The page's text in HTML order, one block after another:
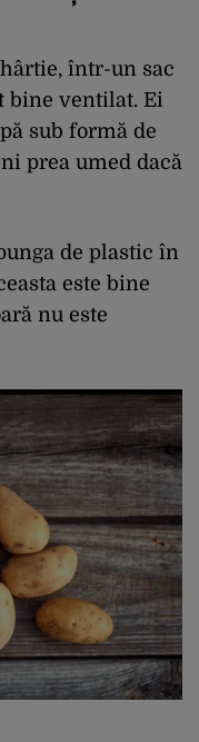
într-un sac
bine ventilat. Ei
sub formă de
prea umed dacă
de plastic în
este bine
nu este